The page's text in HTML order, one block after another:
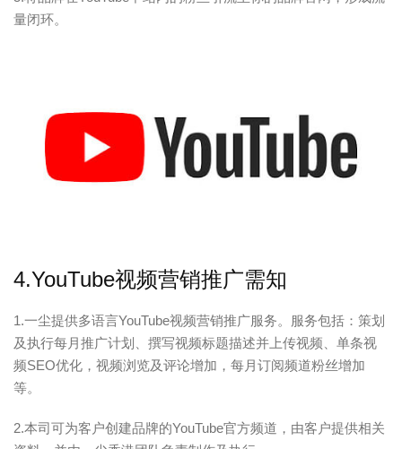
量闭环。
4.YouTube视频营销推广需知
1.一尘提供多语言YouTube视频营销推广服务。服务包括：策划
及执行每月推广计划、撰写视频标题描述并上传视频、单条视
频SEO优化，视频浏览及评论增加，每月订阅频道粉丝增加
等。
2.本司可为客户创建品牌的YouTube官方频道，由客户提供相关